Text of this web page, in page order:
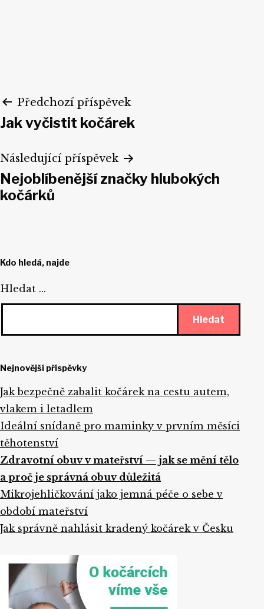
Navigace
pro
příspěvek
Předchozí příspěvek
Jak vyčistit kočárek
Následující příspěvek
Nejoblíbenější značky hlubokých
kočárků
Kdo hledá, najde
Hledat …
Nejnovější příspěvky
Jak bezpečně zabalit kočárek na cestu autem,
vlakem i letadlem
Ideální snídaně pro maminky v prvním měsíci
těhotenství
Zdravotní obuv v mateřství — jak se mění tělo
a proč je správná obuv důležitá
Mikrojehličkování jako jemná péče o sebe v
období mateřství
Jak správně nahlásit kradený kočárek v Česku